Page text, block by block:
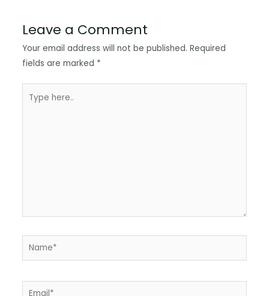
Leave a Comment
Your email address will not be published. Required
fields are marked *